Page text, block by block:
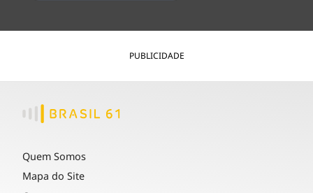
PUBLICIDADE
Quem Somos
Mapa do Site